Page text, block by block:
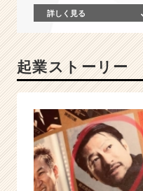
新
し
い”ハ
ラ
ク”を
つ
く
る
|
ベ
ン
チ
詳しく見る
起業ストーリー